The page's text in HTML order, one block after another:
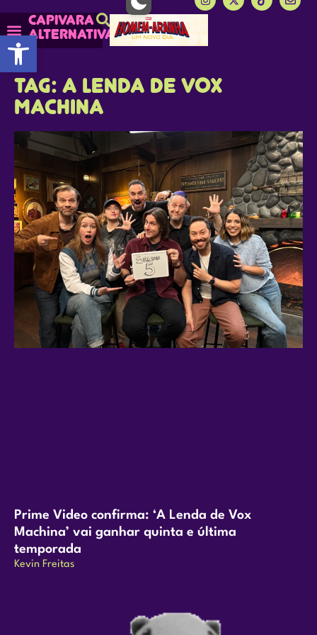
Abrir a barra de ferramentas
Capivara
alternativa
Tag: A Lenda de Vox
Machina
Prime Video confirma: ‘A Lenda de Vox
Machina’ vai ganhar quinta e última
temporada
Kevin Freitas